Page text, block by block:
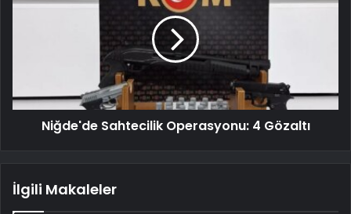
Niğde'de Sahtecilik Operasyonu: 4 Gözaltı
İlgili Makaleler